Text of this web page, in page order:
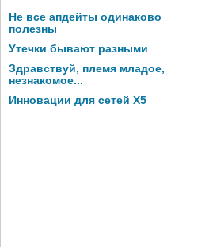
Не все апдейты одинаково
полезны
Утечки бывают разными
Здравствуй, племя младое,
незнакомое...
Инновации для сетей X5